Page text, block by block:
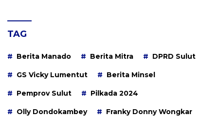
TAG
Berita Manado Berita Mitra DPRD Sulut
GS Vicky Lumentut Berita Minsel
Pemprov Sulut Pilkada 2024
Olly Dondokambey Franky Donny Wongkar